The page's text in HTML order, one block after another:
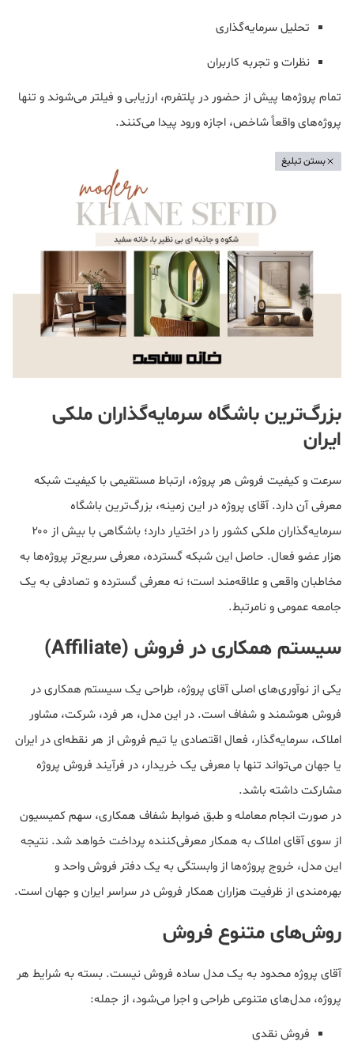
تحلیل سرمایه‌گذاری
نظرات و تجربه کاربران
تمام پروژه‌ها پیش از حضور در پلتفرم، ارزیابی و فیلتر می‌شوند و تنها
پروژه‌های واقعاً شاخص، اجازه ورود پیدا می‌کنند.
بستن تبلیغ
بزرگ‌ترین باشگاه سرمایه‌گذاران ملکی
ایران
سرعت و کیفیت فروش هر پروژه، ارتباط مستقیمی با کیفیت شبکه
معرفی آن دارد. آقای پروژه در این زمینه، بزرگ‌ترین باشگاه
سرمایه‌گذاران ملکی کشور را در اختیار دارد؛ باشگاهی با بیش از ۲۰۰
هزار عضو فعال. حاصل این شبکه گسترده، معرفی سریع‌تر پروژه‌ها به
مخاطبان واقعی و علاقه‌مند است؛ نه معرفی گسترده و تصادفی به یک
جامعه عمومی و نامرتبط.
سیستم همکاری در فروش (Affiliate)
یکی از نوآوری‌های اصلی آقای پروژه، طراحی یک سیستم همکاری در
فروش هوشمند و شفاف است. در این مدل، هر فرد، شرکت، مشاور
املاک، سرمایه‌گذار، فعال اقتصادی یا تیم فروش از هر نقطه‌ای در ایران
یا جهان می‌تواند تنها با معرفی یک خریدار، در فرآیند فروش پروژه
مشارکت داشته باشد.
در صورت انجام معامله و طبق ضوابط شفاف همکاری، سهم کمیسیون
از سوی آقای املاک به همکار معرفی‌کننده پرداخت خواهد شد. نتیجه
این مدل، خروج پروژه‌ها از وابستگی به یک دفتر فروش واحد و
بهره‌مندی از ظرفیت هزاران همکار فروش در سراسر ایران و جهان است.
روش‌های متنوع فروش
آقای پروژه محدود به یک مدل ساده فروش نیست. بسته به شرایط هر
پروژه، مدل‌های متنوعی طراحی و اجرا می‌شود، از جمله:
فروش نقدی